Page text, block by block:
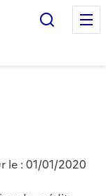
le : 01/01/2020